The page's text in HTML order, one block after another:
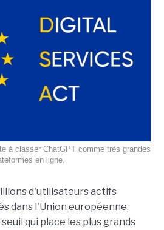
à classer ChatGPT comme très grandes
en ligne.
d'utilisateurs actifs
dans l'Union européenne,
qui place les plus grands